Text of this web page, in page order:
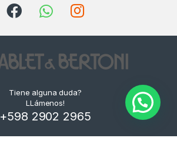
Tiene alguna duda?
LLámenos!
+598 2902 2965